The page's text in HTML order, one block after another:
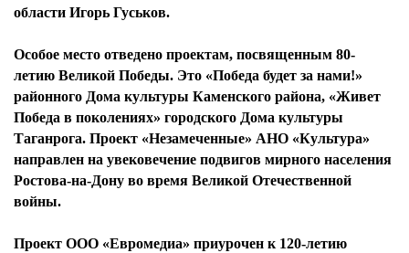
области Игорь Гуськов.
Особое место отведено проектам, посвященным 80-
летию Великой Победы. Это «Победа будет за нами!»
районного Дома культуры Каменского района, «Живет
Победа в поколениях» городского Дома культуры
Таганрога. Проект «Незамеченные» АНО «Культура»
направлен на увековечение подвигов мирного населения
Ростова-на-Дону во время Великой Отечественной
войны.
Проект ООО «Евромедиа» приурочен к 120-летию